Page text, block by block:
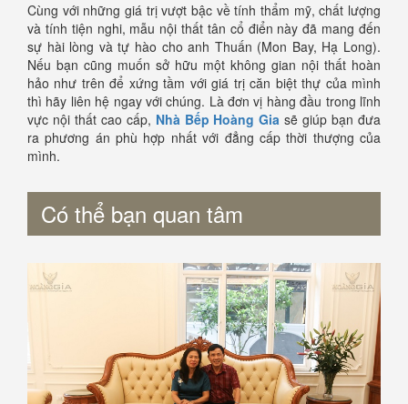
Cùng với những giá trị vượt bậc về tính thẩm mỹ, chất lượng
và tính tiện nghi, mẫu nội thất tân cổ điển này đã mang đến
sự hài lòng và tự hào cho anh Thuấn (Mon Bay, Hạ Long).
Nếu bạn cũng muốn sở hữu một không gian nội thất hoàn
hảo như trên để xứng tầm với giá trị căn biệt thự của mình
thì hãy liên hệ ngay với chúng. Là đơn vị hàng đầu trong lĩnh
vực nội thất cao cấp, Nhà Bếp Hoàng Gia sẽ giúp bạn đưa
ra phương án phù hợp nhất với đẳng cấp thời thượng của
mình.
Có thể bạn quan tâm